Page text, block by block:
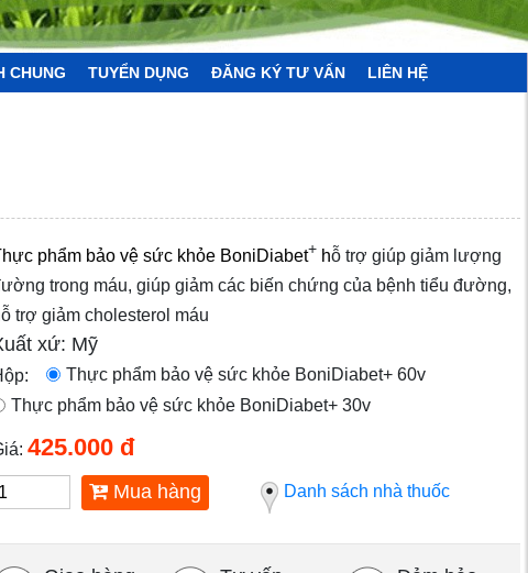
CHUNG TUYỂN DỤNG ĐĂNG KÝ TƯ VẤN LIÊN HỆ
phẩm bảo vệ sức khỏe BoniDiabet+hỗ trợ giúp giảm lượng
trong máu, giúp giảm các biến chứng của bệnh tiểu đường,
trợ giảm cholesterol máu
xứ: Mỹ
Thực phẩm bảo vệ sức khỏe BoniDiabet+ 60v
Thực phẩm bảo vệ sức khỏe BoniDiabet+ 30v
425.000 đ
Mua hàng Danh sách nhà thuốc